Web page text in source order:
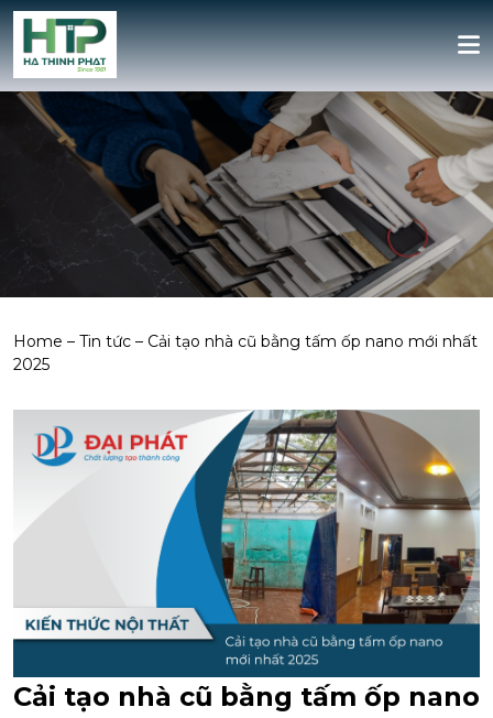
Home – Tin tức – Cải tạo nhà cũ bằng tấm ốp nano mới nhất
2025
Cải tạo nhà cũ bằng tấm ốp nano